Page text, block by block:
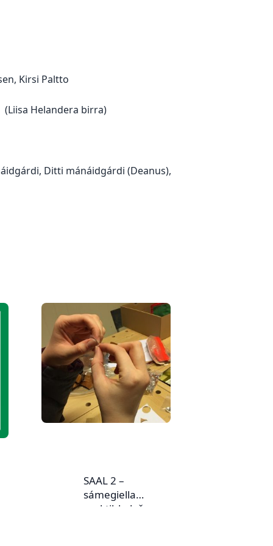
Kirsi Paltto
(Liisa Helandera birra)
Ditti mánáidgárdi (Deanus),
SAAL 2 –
sámegiella
praktihkalaš